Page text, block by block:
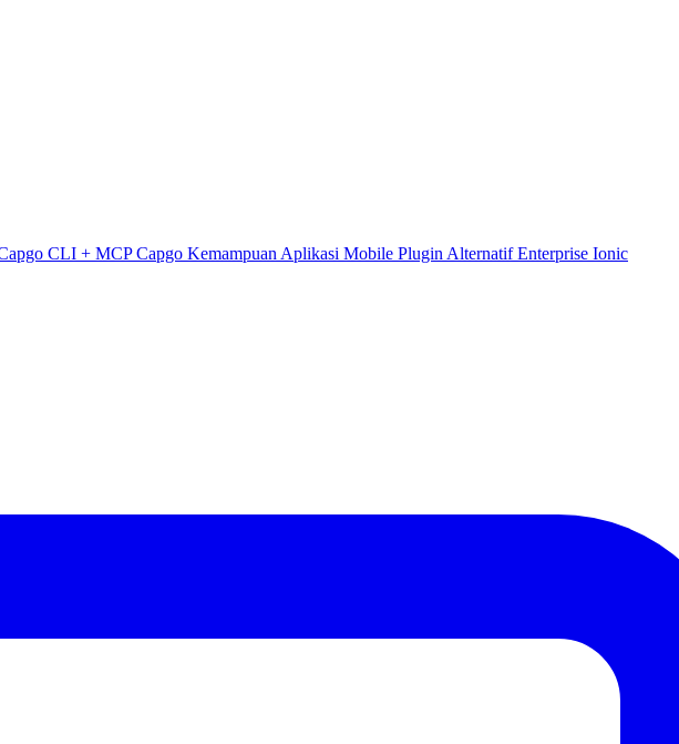
CLI + MCPCapgo Kemampuan Aplikasi Mobile Plugin Alternatif Enterprise Ionic